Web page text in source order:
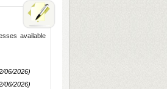
available
06/2026)
06/2026)